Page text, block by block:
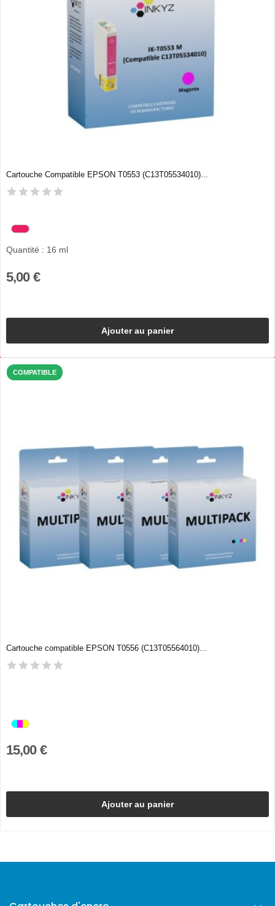
Cartouche Compatible EPSON T0553 (C13T05534010)...
Quantité : 16 ml
5,00 €
Ajouter au panier
COMPATIBLE
Cartouche compatible EPSON T0556 (C13T05564010)...
15,00 €
Ajouter au panier